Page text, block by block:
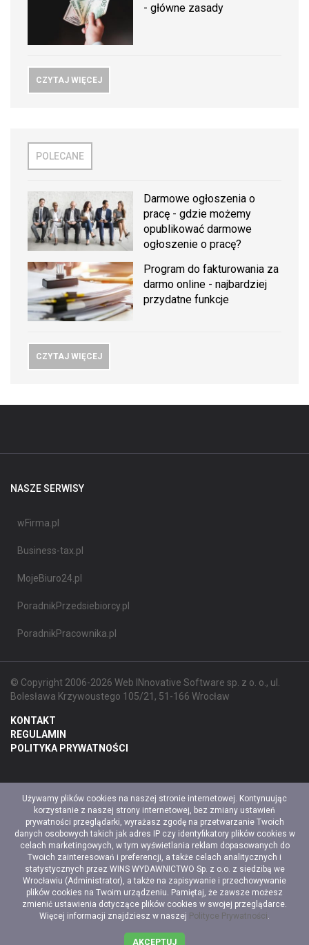
- główne zasady
CZYTAJ WIĘCEJ
POLECANE
Darmowe ogłoszenia o
pracę - gdzie możemy
opublikować darmowe
ogłoszenie o pracę?
Program do fakturowania za
darmo online - najbardziej
przydatne funkcje
CZYTAJ WIĘCEJ
NASZE SERWISY
wFirma.pl
Business-tax.pl
MojeBiuro24.pl
PoradnikPrzedsiebiorcy.pl
PoradnikPracownika.pl
© Copyright 2006-2026 Web INnovative Software sp. z o. o., ul.
Bolesława Krzywoustego 105/21, 51-166 Wrocław
KONTAKT
REGULAMIN
POLITYKA PRYWATNOŚCI
Używamy plików cookies na naszej stronie internetowej. Kontynuując
korzystanie z naszej strony internetowej, bez zmiany ustawień
prywatności przeglądarki, wyrażasz zgodę na przetwarzanie Twoich
danych osobowych takich jak adres IP czy identyfikatory plików cookies w
celach marketingowych, w tym wyświetlania reklam dopasowanych do
Twoich zainteresowań i preferencji, a także celach analitycznych i
statystycznych przez WINS WYDAWNICTWO Sp. z o.o. z siedzibą we
Wrocławiu (Administrator), a także na zapisywanie i przechowywanie
plików cookies na Twoim urządzeniu. Pamiętaj, że zawsze możesz
zmienić ustawienia dotyczące plików cookies w swojej przeglądarce.
Więcej informacji znajdziesz w naszej Polityce Prywatności.
AKCEPTUJ